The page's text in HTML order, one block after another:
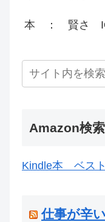
本 ： 賢さ
Amazon検索
Kindle本 ベス
仕事が辛